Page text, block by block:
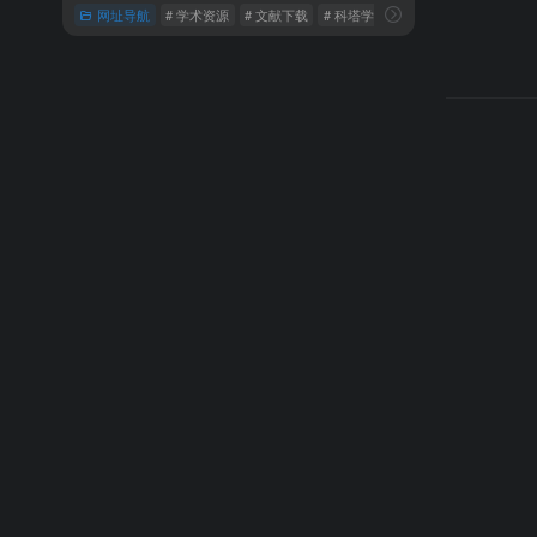
网址导航 # 学术资源 # 文献下载 # 科塔学术